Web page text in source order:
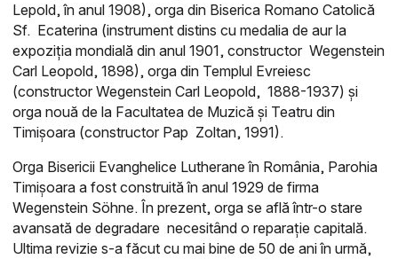
Lepold, în anul 1908), orga din Biserica Romano Catolică
Sf. Ecaterina (instrument distins cu medalia de aur la
expoziția mondială din anul 1901, constructor Wegenstein
Carl Leopold, 1898), orga din Templul Evreiesc
(constructor Wegenstein Carl Leopold, 1888-1937) și
orga nouă de la Facultatea de Muzică și Teatru din
Timișoara (constructor Pap Zoltan, 1991).
Orga Bisericii Evanghelice Lutherane în România, Parohia
Timișoara a fost construită în anul 1929 de firma
Wegenstein Söhne. În prezent, orga se află într-o stare
avansată de degradare necesitând o reparație capitală.
Ultima revizie s-a făcut cu mai bine de 50 de ani în urmă,